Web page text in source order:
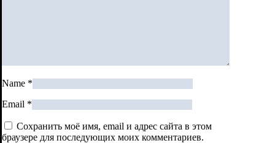
Name *
Email *
Сохранить моё имя, email и адрес сайта в этом
браузере для последующих моих комментариев.